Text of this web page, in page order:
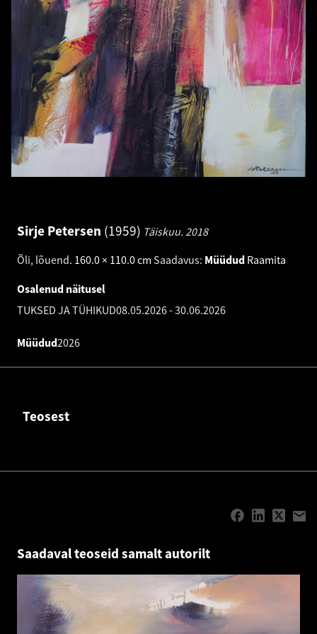
Sirje Petersen 1959 Täiskuu. 2018
Õli, lõuend. 160.0 × 110.0 cm Saadavus: Müüdud Raamita
Osalenud näitusel
TUKSED JA TÜHIKUD08.05.2026-30.06.2026
Müüdud2026
Teosest
Saadaval teoseid samalt autorilt